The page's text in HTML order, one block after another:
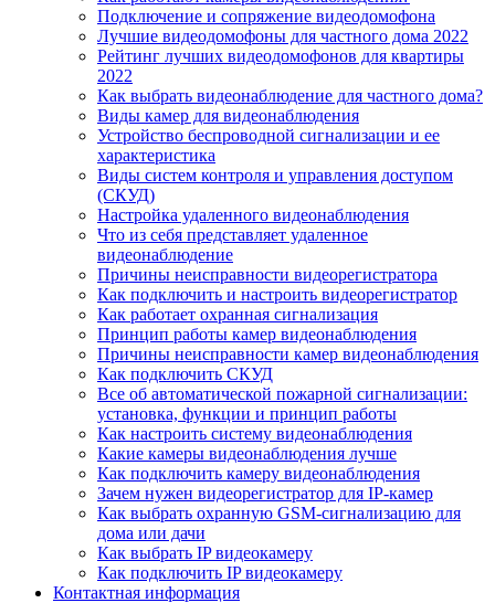
Подключение и сопряжение видеодомофона
Лучшие видеодомофоны для частного дома 2022
Рейтинг лучших видеодомофонов для квартиры
2022
Как выбрать видеонаблюдение для частного дома?
Виды камер для видеонаблюдения
Устройство беспроводной сигнализации и ее
характеристика
Виды систем контроля и управления доступом
(СКУД)
Настройка удаленного видеонаблюдения
Что из себя представляет удаленное
видеонаблюдение
Причины неисправности видеорегистратора
Как подключить и настроить видеорегистратор
Как работает охранная сигнализация
Принцип работы камер видеонаблюдения
Причины неисправности камер видеонаблюдения
Как подключить СКУД
Все об автоматической пожарной сигнализации:
установка, функции и принцип работы
Как настроить систему видеонаблюдения
Какие камеры видеонаблюдения лучше
Как подключить камеру видеонаблюдения
Зачем нужен видеорегистратор для IP-камер
Как выбрать охранную GSM-сигнализацию для
дома или дачи
Как выбрать IP видеокамеру
Как подключить IP видеокамеру
Контактная информация